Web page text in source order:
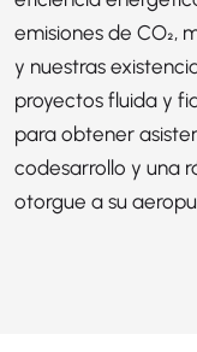
emisiones de CO₂,
y nuestras
proyectos fluida y
para obtener
codesarrollo y una
otorgue a su